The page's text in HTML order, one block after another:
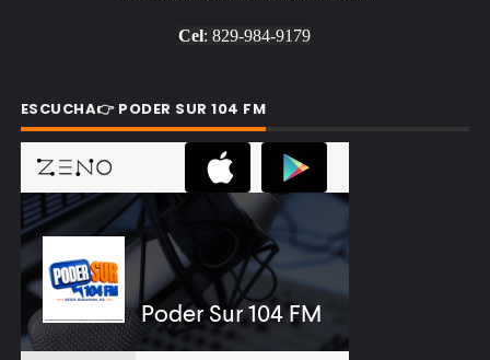
Cel: 829-984-9179
ESCUCHA👉 PODER SUR 104 FM